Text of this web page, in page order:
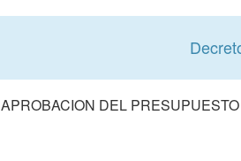
APROBACION DEL